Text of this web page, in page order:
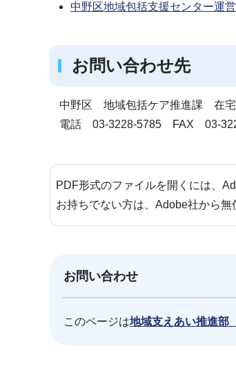
中野区地域包括支援センター運
お問い合わせ先
中野区 地域包括ケア推進課 在宅
電話 03-3228-5785 FAX 03-
PDF形式のファイルを開くには、
お持ちでない方は、Adobe社から無
お問い合わせ
このページは地域支えあい推進